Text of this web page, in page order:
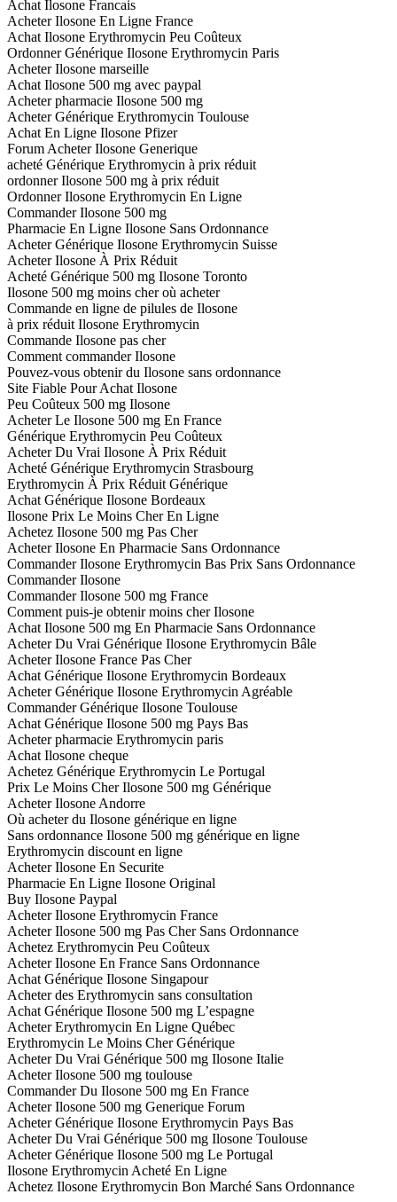
Achat Ilosone Francais
Acheter Ilosone En Ligne France
Achat Ilosone Erythromycin Peu Coûteux
Ordonner Générique Ilosone Erythromycin Paris
Acheter Ilosone marseille
Achat Ilosone 500 mg avec paypal
Acheter pharmacie Ilosone 500 mg
Acheter Générique Erythromycin Toulouse
Achat En Ligne Ilosone Pfizer
Forum Acheter Ilosone Generique
acheté Générique Erythromycin à prix réduit
ordonner Ilosone 500 mg à prix réduit
Ordonner Ilosone Erythromycin En Ligne
Commander Ilosone 500 mg
Pharmacie En Ligne Ilosone Sans Ordonnance
Acheter Générique Ilosone Erythromycin Suisse
Acheter Ilosone À Prix Réduit
Acheté Générique 500 mg Ilosone Toronto
Ilosone 500 mg moins cher où acheter
Commande en ligne de pilules de Ilosone
à prix réduit Ilosone Erythromycin
Commande Ilosone pas cher
Comment commander Ilosone
Pouvez-vous obtenir du Ilosone sans ordonnance
Site Fiable Pour Achat Ilosone
Peu Coûteux 500 mg Ilosone
Acheter Le Ilosone 500 mg En France
Générique Erythromycin Peu Coûteux
Acheter Du Vrai Ilosone À Prix Réduit
Acheté Générique Erythromycin Strasbourg
Erythromycin À Prix Réduit Générique
Achat Générique Ilosone Bordeaux
Ilosone Prix Le Moins Cher En Ligne
Achetez Ilosone 500 mg Pas Cher
Acheter Ilosone En Pharmacie Sans Ordonnance
Commander Ilosone Erythromycin Bas Prix Sans Ordonnance
Commander Ilosone
Commander Ilosone 500 mg France
Comment puis-je obtenir moins cher Ilosone
Achat Ilosone 500 mg En Pharmacie Sans Ordonnance
Acheter Du Vrai Générique Ilosone Erythromycin Bâle
Acheter Ilosone France Pas Cher
Achat Générique Ilosone Erythromycin Bordeaux
Acheter Générique Ilosone Erythromycin Agréable
Commander Générique Ilosone Toulouse
Achat Générique Ilosone 500 mg Pays Bas
Acheter pharmacie Erythromycin paris
Achat Ilosone cheque
Achetez Générique Erythromycin Le Portugal
Prix Le Moins Cher Ilosone 500 mg Générique
Acheter Ilosone Andorre
Où acheter du Ilosone générique en ligne
Sans ordonnance Ilosone 500 mg générique en ligne
Erythromycin discount en ligne
Acheter Ilosone En Securite
Pharmacie En Ligne Ilosone Original
Buy Ilosone Paypal
Acheter Ilosone Erythromycin France
Acheter Ilosone 500 mg Pas Cher Sans Ordonnance
Achetez Erythromycin Peu Coûteux
Acheter Ilosone En France Sans Ordonnance
Achat Générique Ilosone Singapour
Acheter des Erythromycin sans consultation
Achat Générique Ilosone 500 mg L’espagne
Acheter Erythromycin En Ligne Québec
Erythromycin Le Moins Cher Générique
Acheter Du Vrai Générique 500 mg Ilosone Italie
Acheter Ilosone 500 mg toulouse
Commander Du Ilosone 500 mg En France
Acheter Ilosone 500 mg Generique Forum
Acheter Générique Ilosone Erythromycin Pays Bas
Acheter Du Vrai Générique 500 mg Ilosone Toulouse
Acheter Générique Ilosone 500 mg Le Portugal
Ilosone Erythromycin Acheté En Ligne
Achetez Ilosone Erythromycin Bon Marché Sans Ordonnance